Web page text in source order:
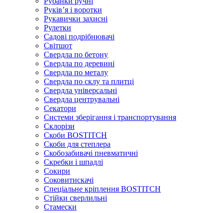
Руківʼя і воротки
Рукавички захисні
Рулетки
Садові подрібнювачі
Світшот
Свердла по бетону
Свердла по деревині
Свердла по металу
Свердла по склу та плитці
Свердла універсальні
Свердла центрувальні
Секатори
Системи зберігання і транспортування
Склорізи
Скоби BOSTITCH
Скоби для степлера
Скобозабивачі пневматичні
Скребки і шпадлі
Сокири
Соковитискачі
Спеціальне кріплення BOSTITCH
Стійки сверлильні
Стамески